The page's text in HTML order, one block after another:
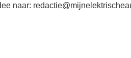
naar: